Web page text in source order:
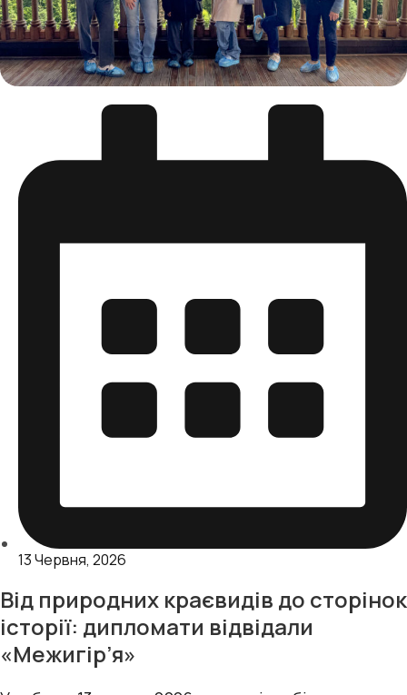
13 Червня, 2026
Від природних краєвидів до сторінок
історії: дипломати відвідали
«Межигір’я»